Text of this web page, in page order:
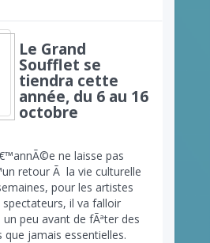
Le Grand
Soufflet se
tiendra cette
année, du 6 au 16
octobre
ne laisse pas
retour Ã la vie culturelle
pour les artistes
il va falloir
peu avant de fÃªter des
que jamais essentielles.